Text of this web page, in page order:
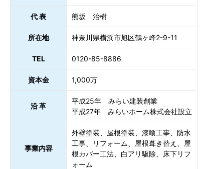
代 表 熊坂 治樹
所在地 神奈川県横浜市旭区鶴ヶ峰2-9-11
TEL 0120-85-8886
資本金 1,000万
沿 革
平成25年 みらい建装創業
平成27年 みらいホーム株式会社設立
事業内容
外壁塗装、屋根塗装、漆喰工事、防水
工事、リフォーム、屋根葺き替え、屋
根カバー工法、白アリ駆除、床下リフ
ォーム